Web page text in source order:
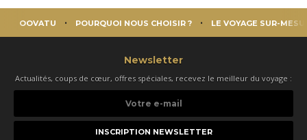
OOVATU POURQUOI NOUS CHOISIR ? LE VOYAGE SUR-
Newsletter
Actualités, coups de cœur, offres spéciales, recevez le meilleur du voyage :
e-